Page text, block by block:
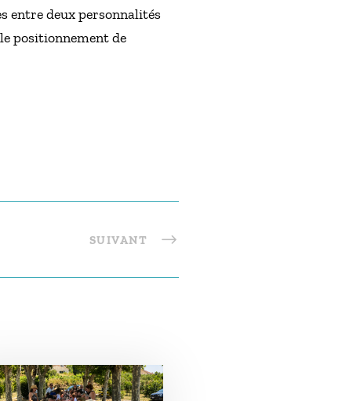
entre deux personnalités
positionnement de
SUIVANT